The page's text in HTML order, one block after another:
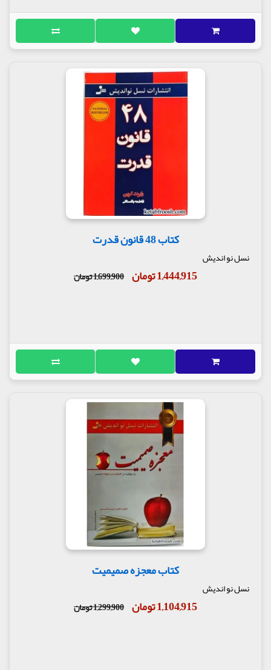
کتاب 48 قانون قدرت
نسل نو اندیش
1,444,915 تومان 1,699,900 تومان
کتاب معجزه صمیمیت
نسل نو اندیش
1,104,915 تومان 1,299,900 تومان